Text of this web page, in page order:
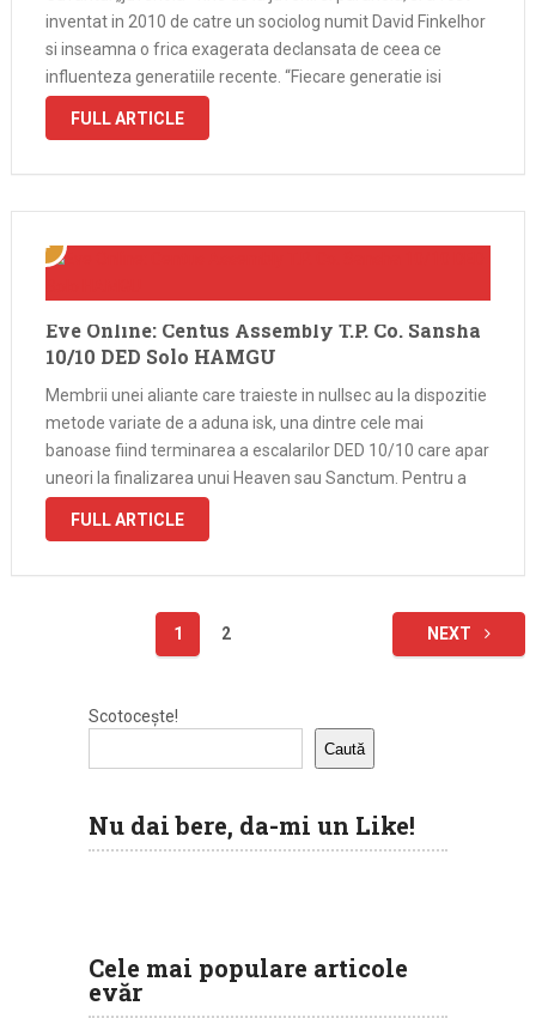
inventat in 2010 de catre un sociolog numit David Finkelhor
si inseamna o frica exagerata declansata de ceea ce
influenteza generatiile recente. “Fiecare generatie isi
imagineaza despre sine ca fiind mai inteligenta decat cea
FULL ARTICLE
Eve Online: Centus Assembly T.P. Co. Sansha
10/10 DED Solo HAMGU
Membrii unei aliante care traieste in nullsec au la dispozitie
metode variate de a aduna isk, una dintre cele mai
banoase fiind terminarea a escalarilor DED 10/10 care apar
uneori la finalizarea unui Heaven sau Sanctum. Pentru a
putea rezista intr-o escalare 10/10 este nevoie de …
FULL ARTICLE
1 2 NEXT
Scotocește!
Caută
Nu dai bere, da-mi un Like!
Cele mai populare articole
evăr